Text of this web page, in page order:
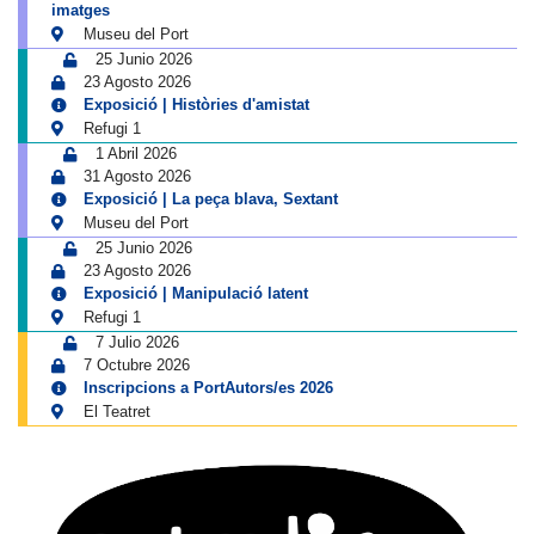
imatges
Museu del Port
25 Junio 2026
23 Agosto 2026
Exposició | Històries d'amistat
Refugi 1
1 Abril 2026
31 Agosto 2026
Exposició | La peça blava, Sextant
Museu del Port
25 Junio 2026
23 Agosto 2026
Exposició | Manipulació latent
Refugi 1
7 Julio 2026
7 Octubre 2026
Inscripcions a PortAutors/es 2026
El Teatret